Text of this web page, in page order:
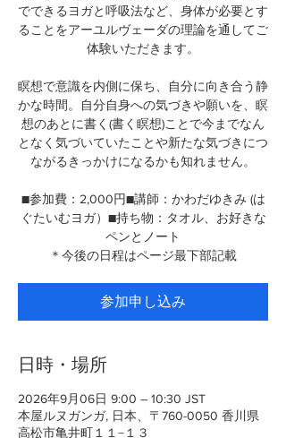
でできるヨガと呼吸法など、身体が必要とす
ることをアーユルヴェーダの理論を通してご
体験いただきます。
瞑想で意識を内側に保ち、自分に向き合う静
かな時間。自分自身への気づきや願いを、瞑
想のあとに書く(書く瞑想)ことで今までなん
となく気づいていたことや新たな気づきにつ
ながるきっかけになるかも知れません。
■参加費：2,000円■講師：かわだゆきみ (は
ぐたいむヨガ）■持ち物：タオル、お好きな
ペンとノート
＊今後の日程はページ最下部記載
参加申し込み
日時・場所
2026年9月06日 9:00 – 10:30 JST
本屋ルヌガンガ, 日本、〒760-0050 香川県
高松市亀井町１１−１３